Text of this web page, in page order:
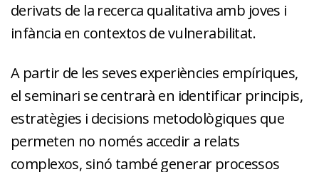
derivats de la recerca qualitativa amb joves i
infància en contextos de vulnerabilitat.
A partir de les seves experiències empíriques,
el seminari se centrarà en identificar principis,
estratègies i decisions metodològiques que
permeten no només accedir a relats
complexos, sinó també generar processos